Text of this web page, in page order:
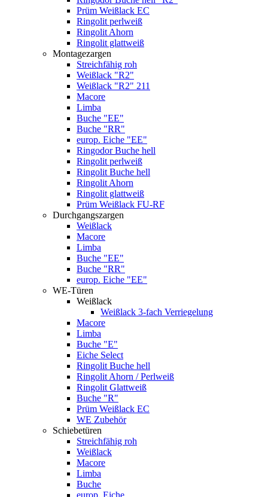
Prüm Weißlack EC
Ringolit perlweiß
Ringolit Ahorn
Ringolit glattweiß
Montagezargen
Streichfähig roh
Weißlack "R2"
Weißlack "R2" 211
Macore
Limba
Buche "EE"
Buche "RR"
europ. Eiche "EE"
Ringodor Buche hell
Ringolit perlweiß
Ringolit Buche hell
Ringolit Ahorn
Ringolit glattweiß
Prüm Weißlack FU-RF
Durchgangszargen
Weißlack
Macore
Limba
Buche "EE"
Buche "RR"
europ. Eiche "EE"
WE-Türen
Weißlack
Weißlack 3-fach Verriegelung
Macore
Limba
Buche "E"
Eiche Select
Ringolit Buche hell
Ringolit Ahorn / Perlweiß
Ringolit Glattweiß
Buche "R"
Prüm Weißlack EC
WE Zubehör
Schiebetüren
Streichfähig roh
Weißlack
Macore
Limba
Buche